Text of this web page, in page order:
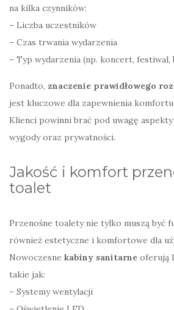
na kilka czynników:
– Liczba uczestników
– Czas trwania wydarzenia
– Typ wydarzenia (np. koncert, festiwal,
Ponadto, znaczenie prawidłowego
jest kluczowe dla zapewnienia
Klienci powinni brać pod uwagę
wygody oraz prywatności.
Jakość i komfort
toalet
Przenośne toalety nie tylko muszą być
również estetyczne i komfortowe dla
Nowoczesne kabiny sanitarne oferują
takie jak:
– Systemy wentylacji